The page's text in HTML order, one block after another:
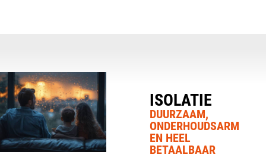
ISOLATIE
DUURZAAM,
ONDERHOUDSARM
EN HEEL
BETAALBAAR